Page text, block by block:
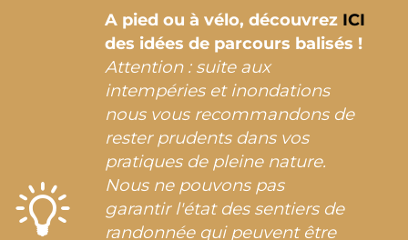
A pied ou à vélo, découvrez ICI
des idées de parcours balisés !
Attention : suite aux
intempéries et inondations
nous vous recommandons de
rester prudents dans vos
pratiques de pleine nature.
Nous ne pouvons pas
garantir l'état des sentiers de
randonnée qui peuvent être